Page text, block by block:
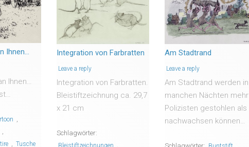
Ihnen…
Ihnen…
,
,
, Tusche
Integration von Farbratten
Leave a reply
Integration von Farbratten.
Bleistiftzeichnung ca. 29,7
x 21 cm
Schlagwörter:
Bleistiftzeichnungen
Am Stadtrand
Leave a reply
Am Stadtrand werden in
manchen Nächten mehr
Polizisten gestohlen als
nachwachsen können…